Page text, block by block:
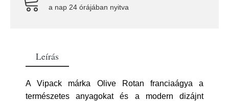
a nap 24 órájában nyitva
Leírás
A Vipack márka Olive Rotan franciaágya a
természetes anyagokat és a modern dizájnt